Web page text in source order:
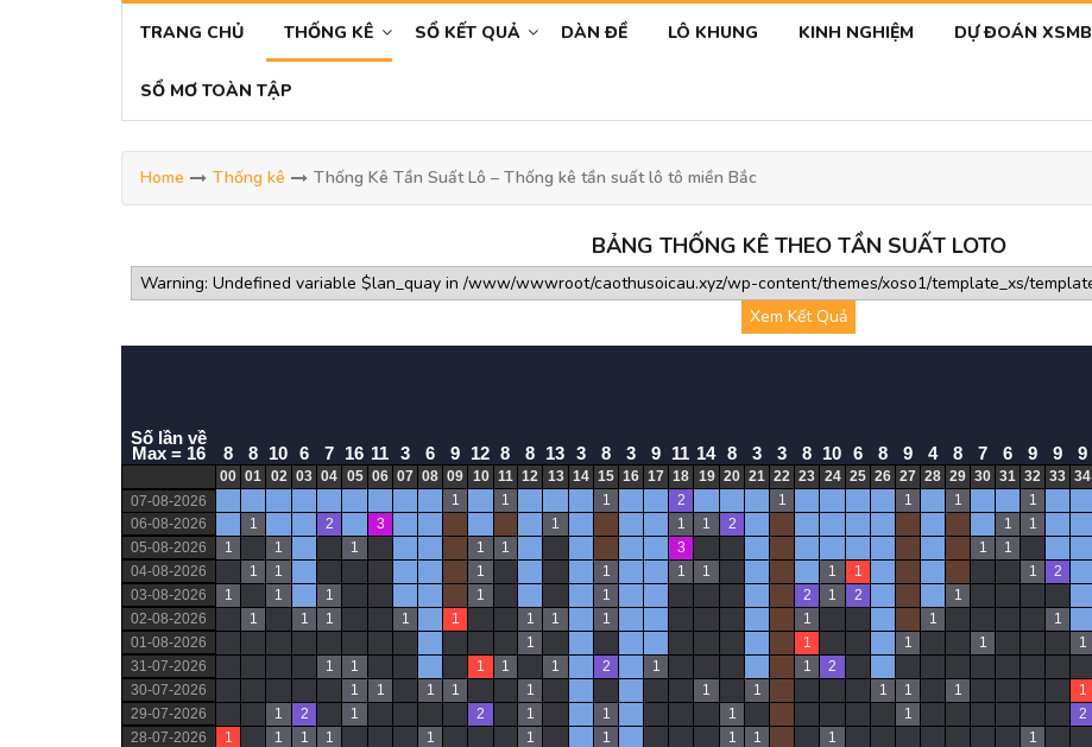
TRANG CHỦ THỐNG KÊ SỔ KẾT QUẢ DÀN ĐỀ LÔ KHUNG KINH NGHIỆM DỰ ĐOÁN XSMB
SỔ MƠ TOÀN TẬP
Home Thống kê Thống Kê Tần Suất Lô – Thống kê tần suất lô tô miền Bắc
BẢNG THỐNG KÊ THEO TẦN SUẤT LOTO
Xem Kết Quả
Số lần về
Max = 16 8 8 10 6 7 16 11 3 6 9 12 8 8 13 3 8 3 9 11 14 8 3 3 8 10 6 8 9 4 8 7 6 9 9 9
00 01 02 03 04 05 06 07 08 09 10 11 12 13 14 15 16 17 18 19 20 21 22 23 24 25 26 27 28 29 30 31 32 33 34
07-08-2026
1 1 1 2 1 1 1 1
06-08-2026
1 2 3 1 1 1 2 1 1
05-08-2026
1 1 1 1 1 3 1 1
04-08-2026
1 1 1 1 1 1 1 1 1 2
03-08-2026
1 1 1 1 1 2 1 2 1
02-08-2026
1 1 1 1 1 1 1 1 1 1 1
01-08-2026
1 1 1 1 1
31-07-2026
1 1 1 1 1 2 1 1 2
30-07-2026
1 1 1 1 1 1 1 1 1 1 1
29-07-2026
1 2 1 2 1 1 1 1 2
28-07-2026
1 1 1 1 1 1 1 1 1 1 1